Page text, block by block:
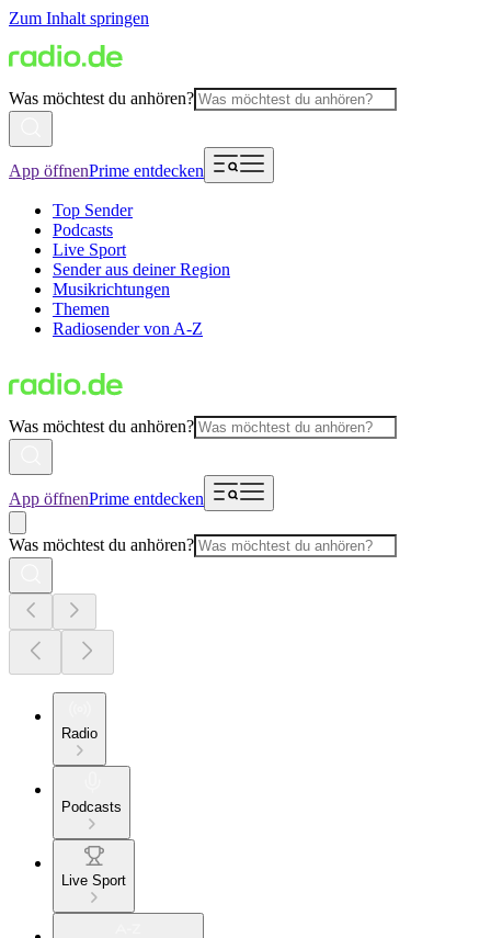
Zum Inhalt springen
Was möchtest du anhören?
App öffnenPrime entdecken
Top Sender
Podcasts
Live Sport
Sender aus deiner Region
Musikrichtungen
Themen
Radiosender von A-Z
Was möchtest du anhören?
App öffnenPrime entdecken
Was möchtest du anhören?
Radio
Podcasts
Live Sport